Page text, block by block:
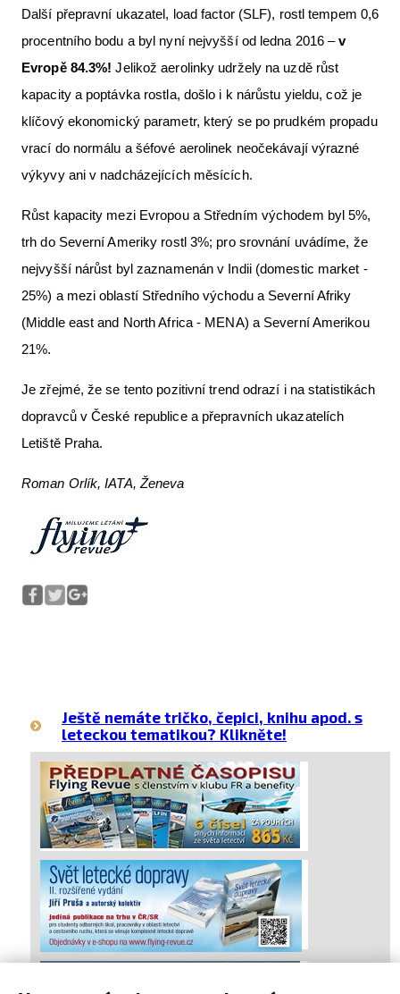
Další přepravní ukazatel, load factor (SLF), rostl tempem 0,6
procentního bodu a byl nyní nejvyšší od ledna 2016 –v
Evropě 84.3%! Jelikož aerolinky udržely na uzdě růst
kapacity a poptávka rostla, došlo i k nárůstu yieldu, což je
klíčový ekonomický parametr, který se po prudkém propadu
vrací do normálu a šéfové aerolinek neočekávají výrazné
výkyvy ani v nadcházejících měsících.
Růst kapacity mezi Evropou a Středním východem byl 5%,
trh do Severní Ameriky rostl 3%; pro srovnání uvádíme, že
nejvyšší nárůst byl zaznamenán v Indii (domestic market -
25%) a mezi oblastí Středního východu a Severní Afriky
(Middle east and North Africa - MENA) a Severní Amerikou
21%.
Je zřejmé, že se tento pozitivní trend odrazí i na statistikách
dopravců v České republice a přepravních ukazatelích
Letiště Praha.
Roman Orlík, IATA, Ženeva
Ještě nemáte tričko, čepici, knihu apod. s
leteckou tematikou? Klikněte!